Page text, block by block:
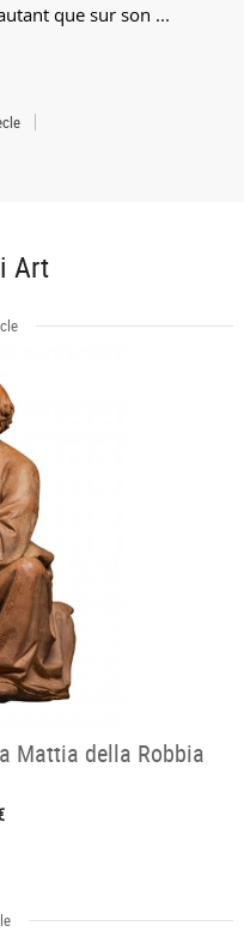
que sur son ...
Art
Mattia della Robbia